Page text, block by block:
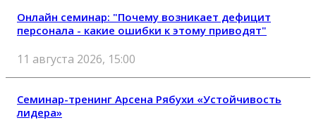
Онлайн семинар: "Почему возникает дефицит
персонала - какие ошибки к этому приводят"
11 августа 2026, 15:00
Семинар-тренинг Арсена Рябухи «Устойчивость
лидера»